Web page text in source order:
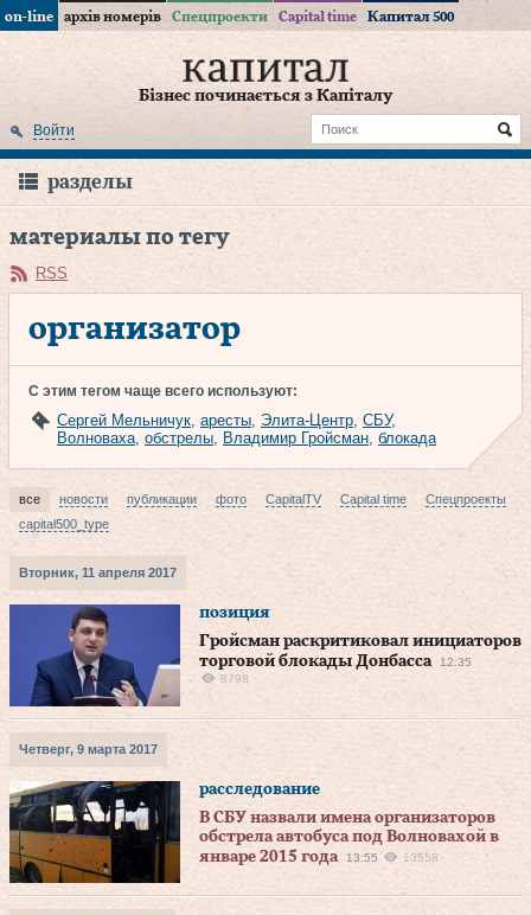
on-line архів номерів Спецпроекти Capital time Капитал 500
Бізнес починається з Капіталу
Войти
разделы
материалы по тегу
RSS
организатор
С этим тегом чаще всего используют:
Сергей Мельничук, аресты, Элита-Центр, СБУ,
Волноваха, обстрелы, Владимир Гройсман, блокада
все новости публикации фото CapitalTV Capital time
Спецпроекты
capital500_type
Вторник, 11 апреля 2017
позиция
Гройсман раскритиковал инициаторов
торговой блокады Донбасса
12:35
8798
Четверг, 9 марта 2017
расследование
В СБУ назвали имена организаторов
обстрела автобуса под Волновахой в
январе 2015 года
13:55 13558